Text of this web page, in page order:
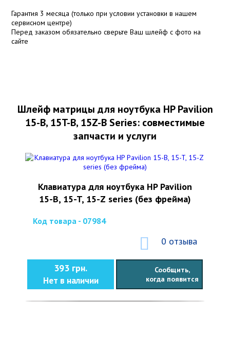
Гарантия 3 месяца (только при условии установки в нашем
сервисном центре)
Перед заказом обязательно сверьте Ваш шлейф с фото на
сайте
Шлейф матрицы для ноутбука HP Pavilion
15-B, 15T-B, 15Z-B Series: совместимые
запчасти и услуги
Клавиатура для ноутбука HP Pavilion
15-B, 15-T, 15-Z series (без фрейма)
Код товара - 07984
0 отзыва
393 грн.
Нет в наличии
Сообщить,
когда появится